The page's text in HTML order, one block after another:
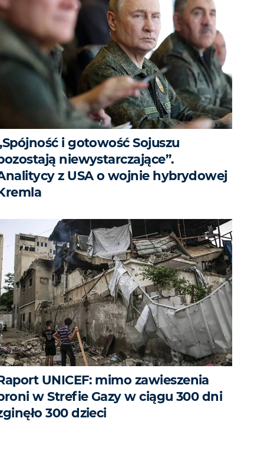
i gotowość Sojuszu
niewystarczające”.
z USA o wojnie hybrydowej
UNICEF: mimo zawieszenia
w Strefie Gazy w ciągu 300 dni
300 dzieci